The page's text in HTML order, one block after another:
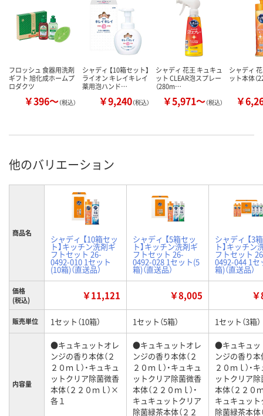
フロッシュ 食器用洗剤
ギフト 旭化成ホームプ
ロダクツ
￥396～（税込）
シャディ 【10箱セット】
ライオン キレイキレイ
薬用泡ハンド…
￥9,240（税込）
シャディ 花王 キュキュ
ット CLEAR泡スプレー
（280m…
￥5,971～（税込）
シャディ
ット本体（
￥
他のバリエーション
商品名
シャディ 【10箱セッ
ト】キッチン洗剤ギ
フトセット 26-
0492-010 1セット
(10箱)（直送品）
シャディ 【5箱セッ
ト】キッチン洗剤ギ
フトセット 26-
0492-028 1セット(5
箱)（直送品）
シャディ 【3
ト】キッチン
フトセット
0492-044 1セ
箱)（直送品）
価格
(税込)
￥11,121 ￥8,005
販売単位 1セット（10箱） 1セット（5箱） 1セット（3箱）
内容量
●キュキュットオレ
ンジの香り本体（２
２０ｍｌ）・キュキュ
ットクリア除菌微香
本体（２２０ｍｌ）×
各１
●キュキュットオレ
ンジの香り本体（２
２０ｍｌ）・キュキュ
ットクリア除菌微香
本体（２２０ｍｌ）・
キュキュットクリア
除菌緑茶本体（２２
●キュキュッ
ンジの香り本
２０ｍｌ）・
ットクリア
本体（２２０ｍ
キュキュッ
除菌緑茶本体